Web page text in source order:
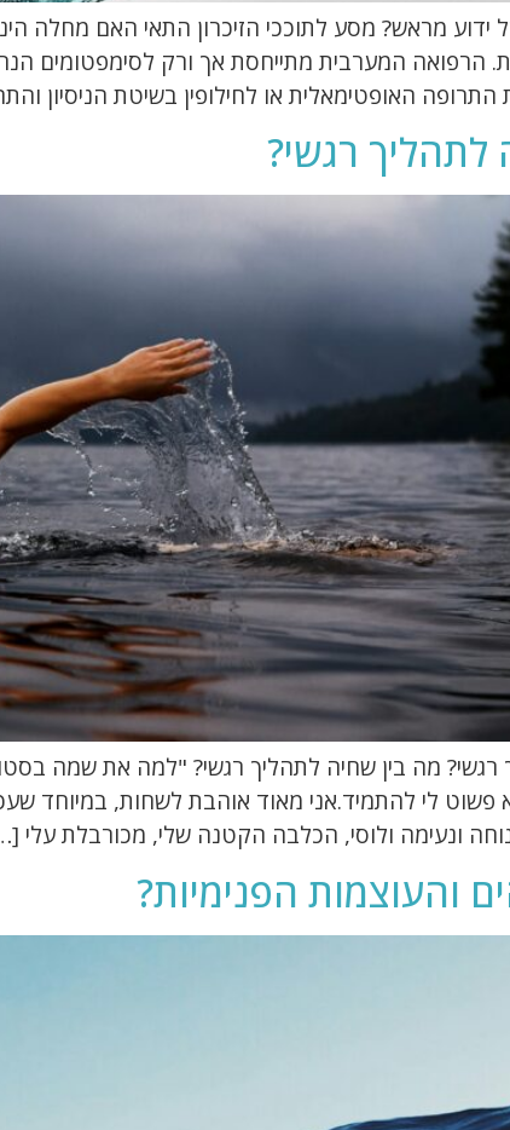
מראש? מסע לתוככי הזיכרון התאי האם מחלה
הרפואה המערבית מתייחסת אך ורק לסימפטומים
האופטימאלית או לחילופין בשיטת הניסיון
לתהליך רגשי?
רגשי? מה בין שחיה לתהליך רגשי? "למה את שמה
פשוט לי להתמיד.אני מאוד אוהבת לשחות, במיוחד
ונעימה ולוסי, הכלבה הקטנה שלי, מכורבלת עלי
והעוצמות הפנימיות?